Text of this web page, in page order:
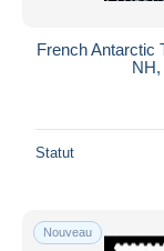
French Antarctic
Statut
Nouveau